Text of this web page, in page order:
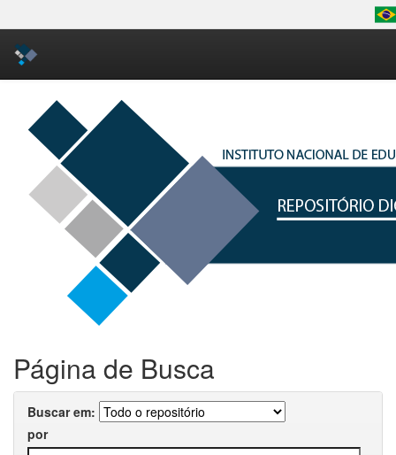
Skip
navigation
Página de Busca
Buscar em:
por